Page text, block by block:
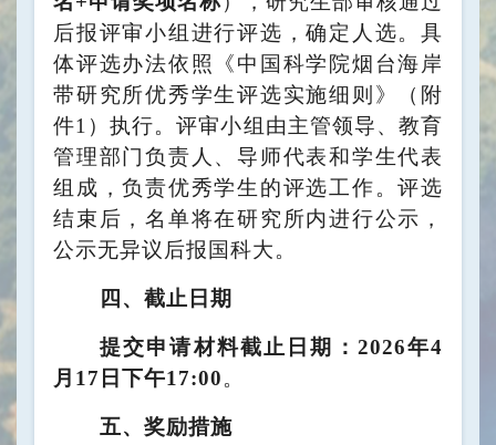
后报评审小组进行评选，确定人选。具
体评选办法依照《中国科学院烟台海岸
带研究所优秀学生评选实施细则》（附
件1 ）执行。评审小组由主管领导、教育
管理部门负责人、导师代表和学生代表
组成，负责优秀学生的评选工作。评选
结束后，名单将在研究所内进行公示，
公示无异议后报国科大。
四、截止日期
提交申请材料截止日期 ： 2026年4
月 17 日下午17:00。
五、奖励措施